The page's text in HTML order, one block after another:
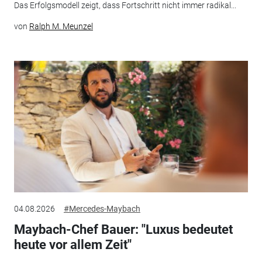
Das Erfolgsmodell zeigt, dass Fortschritt nicht immer radikal...
von Ralph M. Meunzel
04.08.2026 #Mercedes-Maybach
Maybach-Chef Bauer: "Luxus bedeutet
heute vor allem Zeit"